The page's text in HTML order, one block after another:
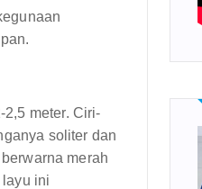
meter. Ciri-
soliter dan
merah
ini